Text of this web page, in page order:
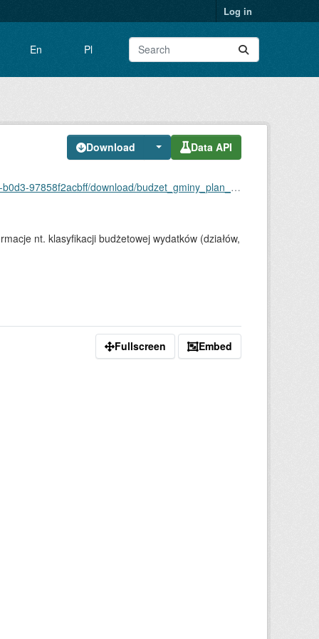
Log in
En Pl
Download Data API
download/budzet_gminy_plan_wydatkow_imielin.csv
nt. klasyfikacji budżetowej wydatków (działów,
Fullscreen Embed